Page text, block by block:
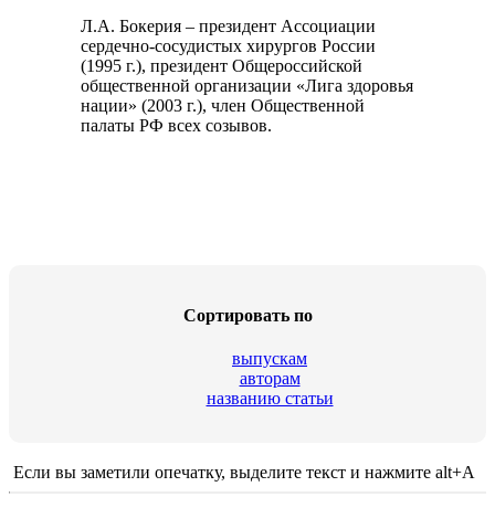
Л.А. Бокерия – президент Ассоциации
сердечно-сосудистых хирургов России
(1995 г.), президент Общероссийской
общественной организации «Лига здоровья
нации» (2003 г.), член Общественной
палаты РФ всех созывов.
Сортировать по
выпускам
авторам
названию статьи
Если вы заметили опечатку, выделите текст и нажмите alt+A